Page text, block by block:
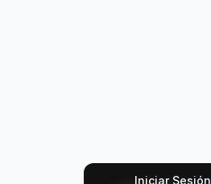
Iniciar Sesión